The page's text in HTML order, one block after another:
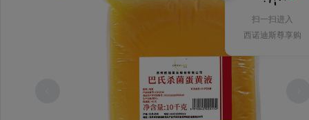
扫一扫进入
西诺迪斯尊享购